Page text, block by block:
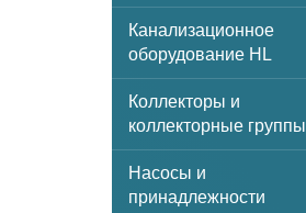
Канализационное
оборудование HL
Коллекторы и
коллекторные группы
Насосы и
принадлежности